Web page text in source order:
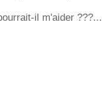
il m'aider ???...